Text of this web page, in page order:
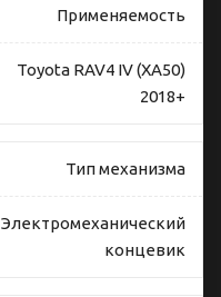
Применяемость
Toyota RAV4 IV (XA50)
2018+
Тип механизма
Электромеханический
концевик